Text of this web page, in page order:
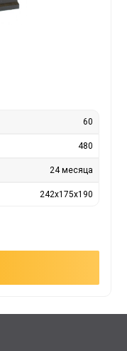
60
480
24 месяца
242x175x190